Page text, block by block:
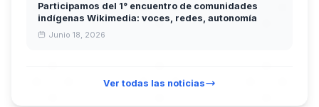
Participamos del 1° encuentro de comunidades
indígenas Wikimedia: voces, redes, autonomía
Junio 18, 2026
Ver todas las noticias